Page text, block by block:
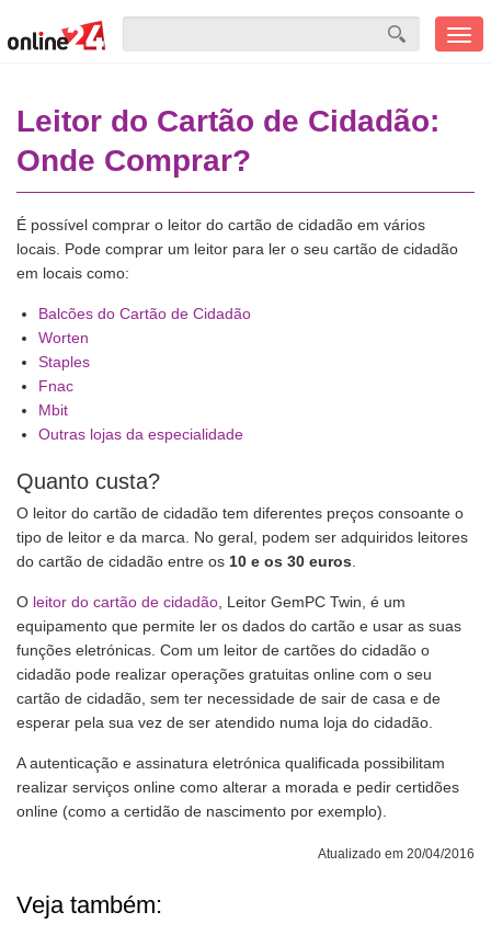
Leitor do Cartão de Cidadão:
Onde Comprar?
É possível comprar o leitor do cartão de cidadão em vários
locais. Pode comprar um leitor para ler o seu cartão de cidadão
em locais como:
Balcões do Cartão de Cidadão
Worten
Staples
Fnac
Mbit
Outras lojas da especialidade
Quanto custa?
O leitor do cartão de cidadão tem diferentes preços consoante o
tipo de leitor e da marca. No geral, podem ser adquiridos leitores
do cartão de cidadão entre os 10 e os 30 euros
O leitor do cartão de cidadão , Leitor GemPC Twin, é um
equipamento que permite ler os dados do cartão e usar as suas
funções eletrónicas. Com um leitor de cartões do cidadão o
cidadão pode realizar operações gratuitas online com o seu
cartão de cidadão, sem ter necessidade de sair de casa e de
esperar pela sua vez de ser atendido numa loja do cidadão.
A autenticação e assinatura eletrónica qualificada possibilitam
realizar serviços online como alterar a morada e pedir certidões
online (como a certidão de nascimento por exemplo).
Atualizado em 20/04/2016
Veja também: